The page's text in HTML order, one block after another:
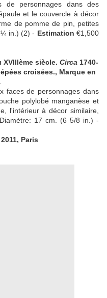
de personnages dans des
et le couvercle à décor
de pomme de pin, petites
in.) (2) - Estimation €1,500
siècle. Circa 1740-
croisées., Marque en
faces de personnages dans
polylobé manganèse et
l'intérieur à décor similaire,
17 cm. (6 5/8 in.) -
Paris